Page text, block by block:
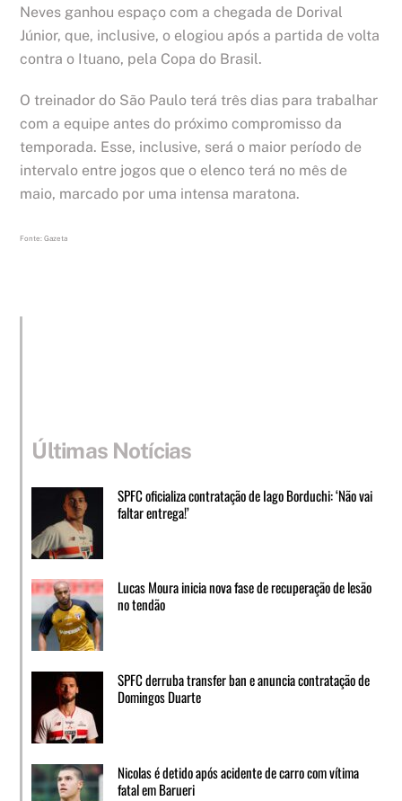
Neves ganhou espaço com a chegada de Dorival
Júnior, que, inclusive, o elogiou após a partida de volta
contra o Ituano, pela Copa do Brasil.
O treinador do São Paulo terá três dias para trabalhar
com a equipe antes do próximo compromisso da
temporada. Esse, inclusive, será o maior período de
intervalo entre jogos que o elenco terá no mês de
maio, marcado por uma intensa maratona.
Fonte: Gazeta
Últimas Notícias
SPFC oficializa contratação de Iago Borduchi: ‘Não vai
faltar entrega!’
Lucas Moura inicia nova fase de recuperação de lesão
no tendão
SPFC derruba transfer ban e anuncia contratação de
Domingos Duarte
Nicolas é detido após acidente de carro com vítima
fatal em Barueri